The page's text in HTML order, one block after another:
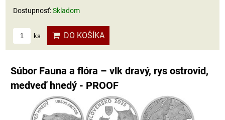
Dostupnosť:Skladom
ks DO KOŠÍKA
Súbor Fauna a flóra – vlk dravý, rys ostrovid,
medveď hnedý - PROOF